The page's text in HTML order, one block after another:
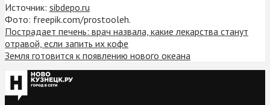
Источник: sibdepo.ru
Фото: freepik.com/prostooleh.
Пострадает печень: врач назвала, какие лекарства станут
отравой, если запить их кофе
Земля готовится к появлению нового океана